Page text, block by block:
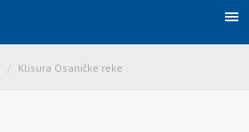
Klisura Osaničke reke